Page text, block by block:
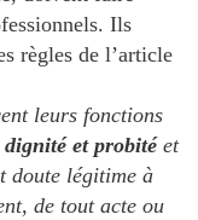
Ils
règles de l’article
leurs fonctions
et probitéet
doute légitime à
de tout acte ou